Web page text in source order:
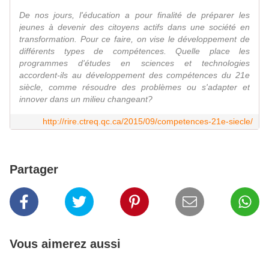
De nos jours, l'éducation a pour finalité de préparer les
jeunes à devenir des citoyens actifs dans une société en
transformation. Pour ce faire, on vise le développement de
différents types de compétences. Quelle place les
programmes d'études en sciences et technologies
accordent-ils au développement des compétences du 21e
siècle, comme résoudre des problèmes ou s'adapter et
innover dans un milieu changeant?
http://rire.ctreq.qc.ca/2015/09/competences-21e-siecle/
Partager
Vous aimerez aussi